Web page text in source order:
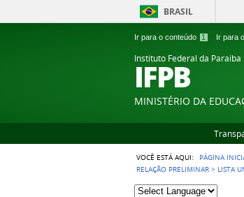
BRASIL
Ir para o conteúdo 1 Ir para
Instituto Federal da Paraiba
IFPB
MINISTÉRIO DA
VOCÊ ESTÁ AQUI: PÁGINA
RELAÇÃO PRELIMINAR > LISTA